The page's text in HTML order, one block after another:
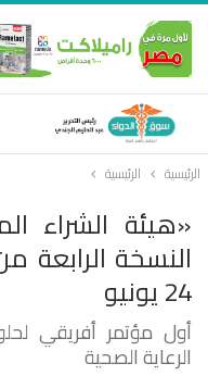
الرئيسية الرئيسية
«هيئة الشراء
النسخة الرابعة
24 يونيو
أول مؤتمر أفريقي
الرعاية الصحية